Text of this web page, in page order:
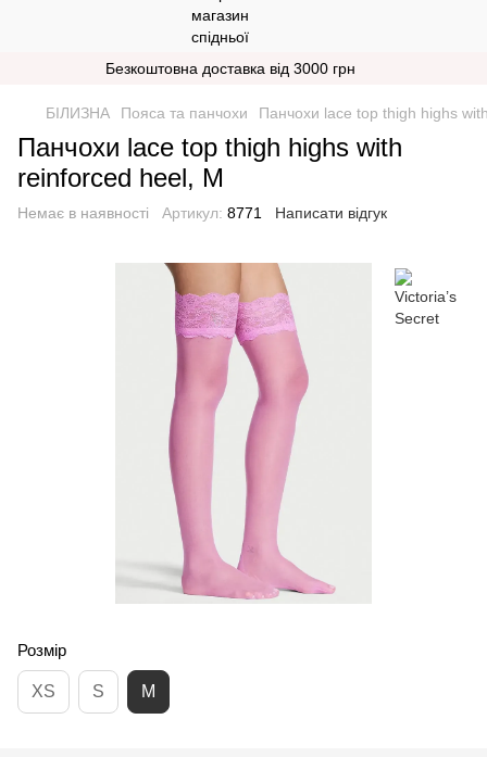
Безкоштовна доставка від 3000 грн
БІЛИЗНА Пояса та панчохи Панчохи lace top thigh highs
Панчохи lace top thigh highs with
reinforced heel, M
Немає в наявності Артикул: 8771 Написати відгук
Розмір
XS S M